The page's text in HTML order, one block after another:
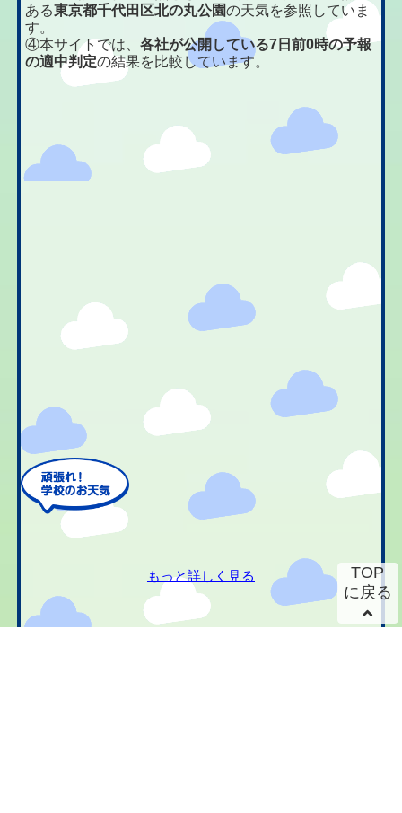
ある東京都千代田区北の丸公園の天気を参照していま
す。
④本サイトでは、各社が公開している7日前0時の予報
の適中判定の結果を比較しています。
もっと詳しく見る
TOP
に戻る